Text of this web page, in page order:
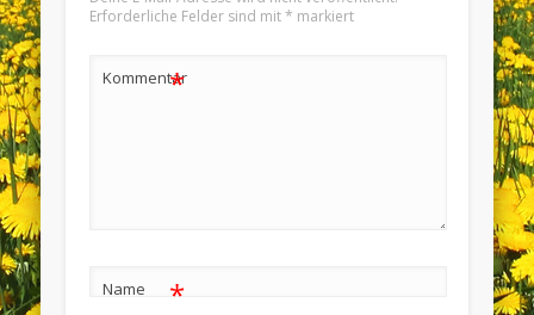
Erforderliche Felder sind mit* markiert
Kommentar
*
Name *